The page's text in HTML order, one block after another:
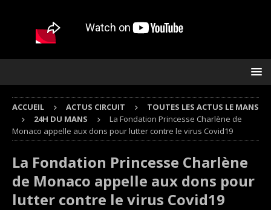
ACCUEIL ACTUS CIRCUIT
TOUTES LES ACTUS LE MANS
24H DU MANS
La Fondation Princesse Charlène de
Monaco appelle aux dons pour lutter contre le virus Covid19
La Fondation Princesse Charlène
de Monaco appelle aux dons pour
lutter contre le virus Covid19